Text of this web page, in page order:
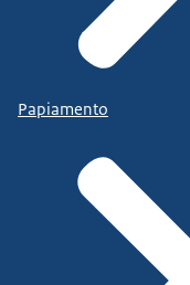
Papiamento